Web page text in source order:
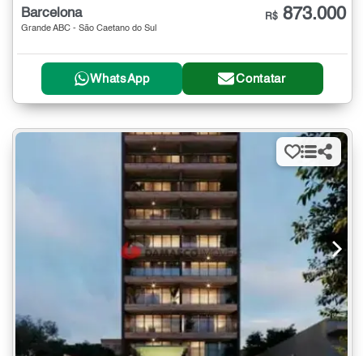
Barcelona
Grande ABC - São Caetano do Sul
R$ 873.000
WhatsApp Contatar